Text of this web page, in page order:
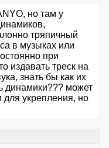
но там у
тряпичный
в музыках или
при
издавать треск на
знать бы как их
динамики??? может
для укрепления, но